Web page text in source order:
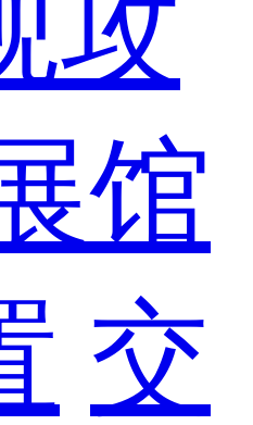
攻
馆
交